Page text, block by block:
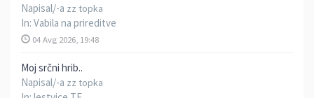
Napisal/-a zz topka
In: Vabila na prireditve
04 Avg 2026, 19:48
Moj srčni hrib..
Napisal/-a zz topka